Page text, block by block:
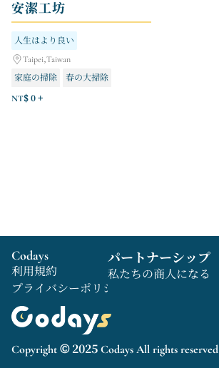
安潔工坊
人生はより良い
Taipei,Taiwan
家庭の掃除
春の大掃除
細部までこだわった装飾
NT$ 0 +
Copyright © 2025 Codays All rights reserved
Codays
利用規約
プライバシーポリシー
パートナーシップ
私たちの商人になる